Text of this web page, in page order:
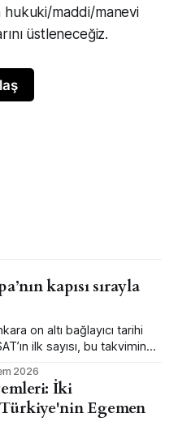
hukuki/maddi/manevi
üstleneceğiz.
kapısı sırayla
on altı bağlayıcı tarihi
ilk sayısı, bu takvimin
değiştirdiğini altı
2026
İki
Türkiye'nin Egemen